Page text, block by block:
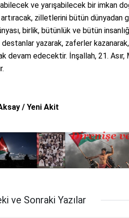
ve yarışabilecek bir imkan
artıracak, zilletlerini bütün
birlik, bütünlük ve bütün
destanlar yazarak, zaferler
devam edecektir. İnşallah, 21. Asır,
/ Yeni Akit
ve Sonraki Yazılar